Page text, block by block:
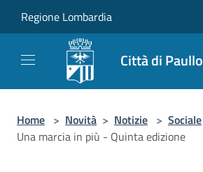
Regione Lombardia
Città di Paullo
Home > Novità > Notizie > Sociale
Una marcia in più - Quinta edizione